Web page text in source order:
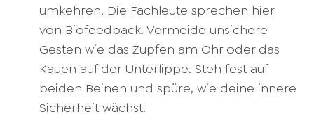
umkehren. Die Fachleute sprechen hier
von Biofeedback. Vermeide unsichere
Gesten wie das Zupfen am Ohr oder das
Kauen auf der Unterlippe. Steh fest auf
beiden Beinen und spüre, wie deine innere
Sicherheit wächst.